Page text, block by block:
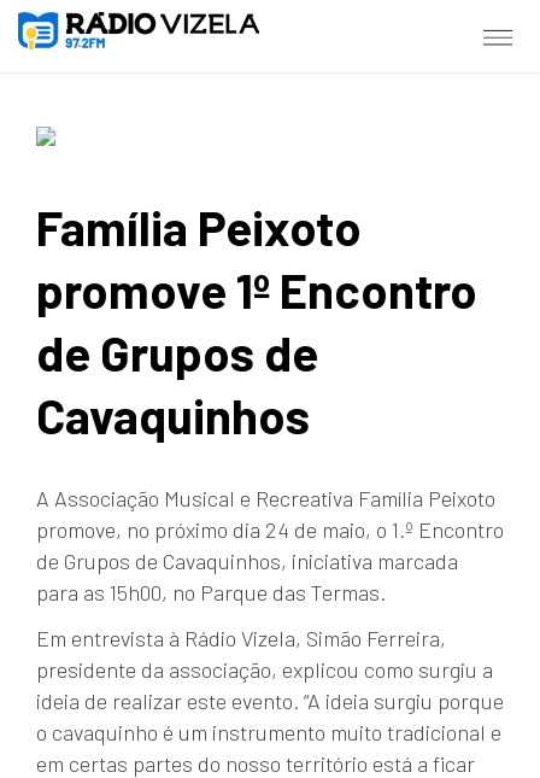
Família Peixoto
promove 1º Encontro
de Grupos de
Cavaquinhos
A Associação Musical e Recreativa Família Peixoto
promove, no próximo dia 24 de maio, o 1.º Encontro
de Grupos de Cavaquinhos, iniciativa marcada
para as 15h00, no Parque das Termas.
Em entrevista à Rádio Vizela, Simão Ferreira,
presidente da associação, explicou como surgiu a
ideia de realizar este evento. “A ideia surgiu porque
o cavaquinho é um instrumento muito tradicional e
em certas partes do nosso território está a ficar